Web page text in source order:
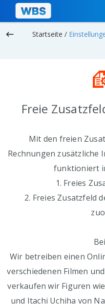
keyboard_backspace Startseite /
Freie
Mit den freien
Rechnungen zusätzliche
funktioniert
1. Freies
2. Freies Zusatzfeld
Wir betreiben einen
verschiedenen Filmen
verkaufen wir Figuren
und Itachi Uchiha von